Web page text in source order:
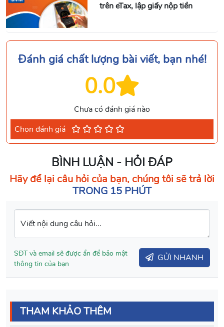
trên eTax, lập giấy nộp tiền
Đánh giá chất lượng bài viết, bạn nhé!
0.0
Chưa có đánh giá nào
Chọn đánh giá
BÌNH LUẬN - HỎI ĐÁP
Hãy để lại câu hỏi của bạn, chúng tôi sẽ trả lời
TRONG 15 PHÚT
Viết nội dung câu hỏi...
SĐT và email sẽ được ẩn để bảo mật
thông tin của bạn
GỬI NHANH
THAM KHẢO THÊM